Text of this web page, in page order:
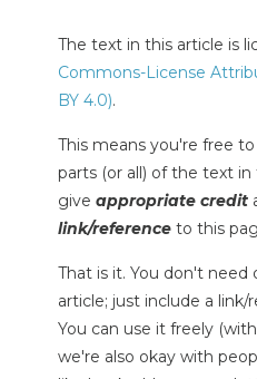
The text in this article is
Commons-License
BY 4.0).
This means you're free
parts (or all) of the text
give appropriate credit
link/reference to this
That is it. You don't
article; just include a
You can use it freely
we're also okay with